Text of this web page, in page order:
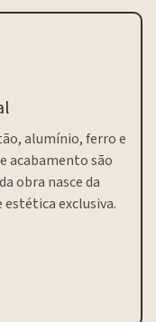
alumínio, ferro e
acabamento são
obra nasce da
exclusiva.